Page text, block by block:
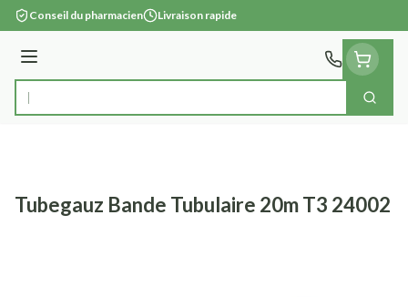
Aller au contenu
Conseil du pharmacien Livraison rapide
Menu
Rechercher
Tubegauz Bande Tubulaire 20m T3 24002